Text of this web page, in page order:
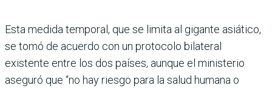
Esta medida temporal, que se limita al gigante asiático,
se tomó de acuerdo con un protocolo bilateral
existente entre los dos países, aunque el ministerio
aseguró que “no hay riesgo para la salud humana o